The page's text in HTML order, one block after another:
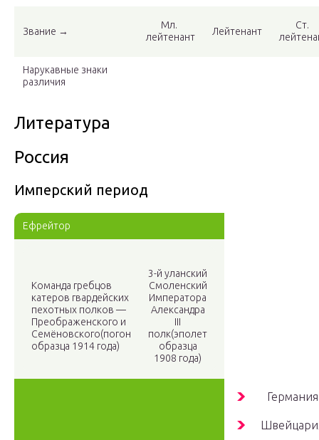
Звание →
Мл.
лейтенант
Лейтенант
Ст.
Нарукавные знаки
различия
Литература
Россия
Имперский период
Ефрейтор
Команда гребцов
катеров гвардейских
пехотных полков —
Преображенского и
Семёновского(погон
образца 1914 года)
3-й уланский
Смоленский
Императора
Александра
III
полк(эполет
образца
1908 года)
Германия